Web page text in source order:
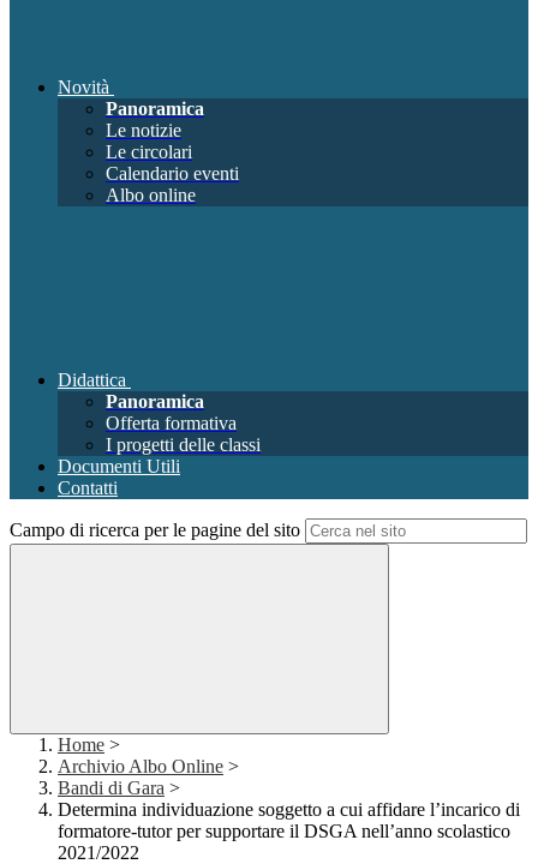
Novità
Panoramica
Le notizie
Le circolari
Calendario eventi
Albo online
Didattica
Panoramica
Offerta formativa
I progetti delle classi
Documenti Utili
Contatti
Campo di ricerca per le pagine del sito
Home >
Archivio Albo Online >
Bandi di Gara >
Determina individuazione soggetto a cui affidare l’incarico di
formatore-tutor per supportare il DSGA nell’anno scolastico
2021/2022